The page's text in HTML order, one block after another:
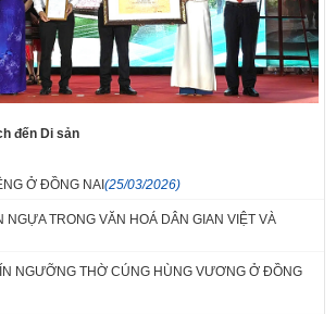
đến Di sản
Ở ĐỒNG NAI(25/03/2026)
NGỰA TRONG VĂN HOÁ DÂN GIAN VIỆT VÀ
NGƯỠNG THỜ CÚNG HÙNG VƯƠNG Ở ĐỒNG